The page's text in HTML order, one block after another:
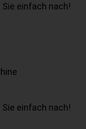
Sie einfach nach!
Sie einfach nach!